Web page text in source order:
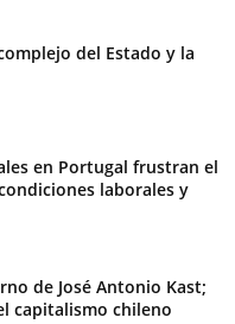
del Estado y la
en Portugal frustran el
laborales y
de José Antonio Kast;
capitalismo chileno